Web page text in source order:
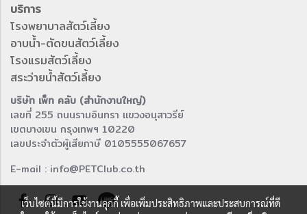
บริการ
โรงพยาบาลสัตว์เลี้ยง
อาบน้ำ-ตัดขนสัตว์เลี้ยง
โรงแรมสัตว์เลี้ยง
สระว่ายน้ำสัตว์เลี้ยง
บริษัท เพ็ท คลับ (สำนักงานใหญ่)
เลขที่ 255 ถนนรามอินทรา แขวงอนุสาวรีย์
เขตบางเขน กรุงเทพฯ 10220
เลขประจำตัวผู้เสียภาษี 0105555067657
E-mail : info@PETClub.co.th
เว็บไซต์นี้มีการใช้งานคุกกี้ เพื่อเพิ่มประสิทธิภาพและประสบการณ์ที่ดี